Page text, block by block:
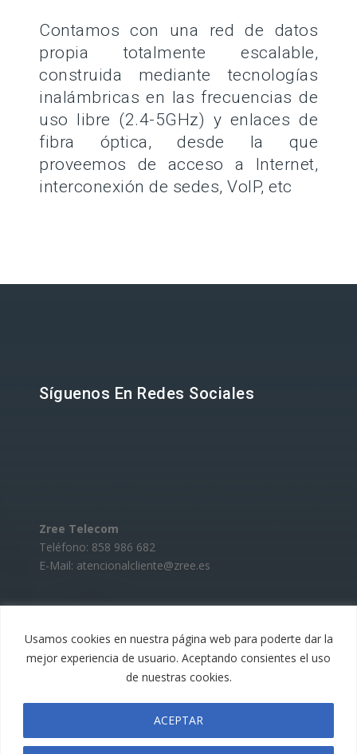
Usamos cookies en nuestra página web para poderte dar la
mejor experiencia de usuario. Aceptando consientes el uso
de nuestras cookies.
ACEPTAR
Contamos con una red de datos
propia totalmente escalable,
construida mediante tecnologías
inalámbricas en las frecuencias de
uso libre (2.4-5GHz) y enlaces de
fibra óptica, desde la que
proveemos de acceso a Internet,
interconexión de sedes, VoIP, etc
Síguenos En Redes Sociales
Zree Telecom
Teléfono: 858 986 682
E-Mail: atencionalcliente@zree.es
Zree Telecom